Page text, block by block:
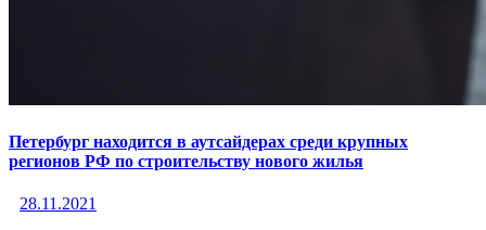
Петербург находится в аутсайдерах среди крупных
регионов РФ по строительству нового жилья
28.11.2021